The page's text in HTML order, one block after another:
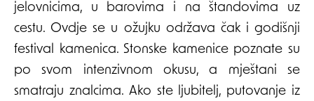
jelovnicima, u barovima i na štandovima uz
cestu. Ovdje se u ožujku održava čak i godišnji
festival kamenica. Stonske kamenice poznate su
po svom intenzivnom okusu, a mještani se
smatraju znalcima. Ako ste ljubitelj, putovanje iz